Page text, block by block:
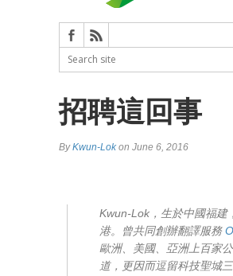
招聘這回事
ByKwun-Lokon June 6, 2016
Kwun-Lok，生於中國福建
港。曾共同創辦翻譯服務
歐洲、美國、亞洲上百家
道，更因而逗留科技聖城